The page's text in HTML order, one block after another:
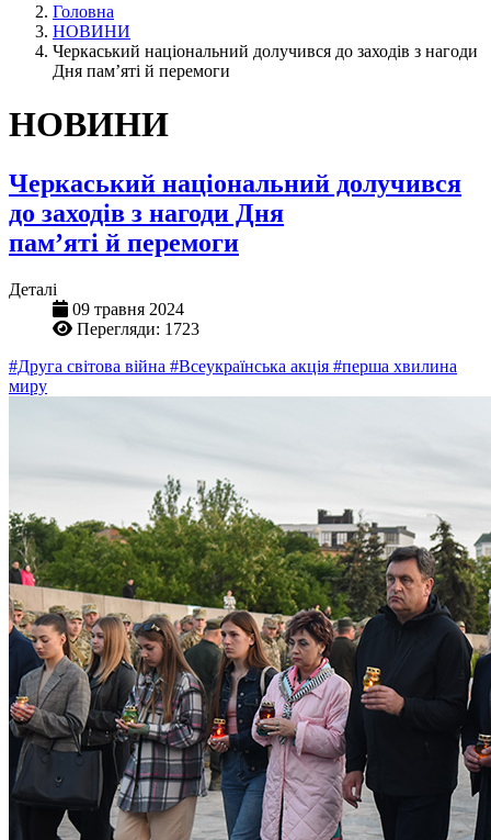
Головна
НОВИНИ
Черкаський національний долучився до заходів з нагоди
Дня пам’яті й перемоги
НОВИНИ
Черкаський національний долучився
до заходів з нагоди Дня
пам’яті й перемоги
Деталі
09 травня 2024
Перегляди: 1723
#Друга світова війна #Всеукраїнська акція #перша хвилина
миру